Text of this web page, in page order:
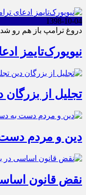
1398-10-04
دروغ ترامپ باز هم رو
نیویورک‌تایمز
تجلیل از
دین و مردم
نقض قانون